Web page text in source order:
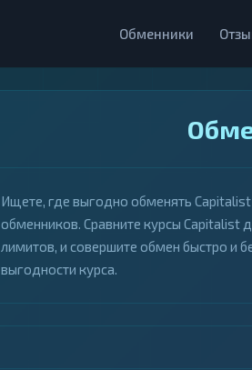
Обменники
Ищете, где выгодно обменять Capitalist
обменников. Сравните курсы Capitalist
лимитов, и совершите обмен быстро и
выгодности курса.